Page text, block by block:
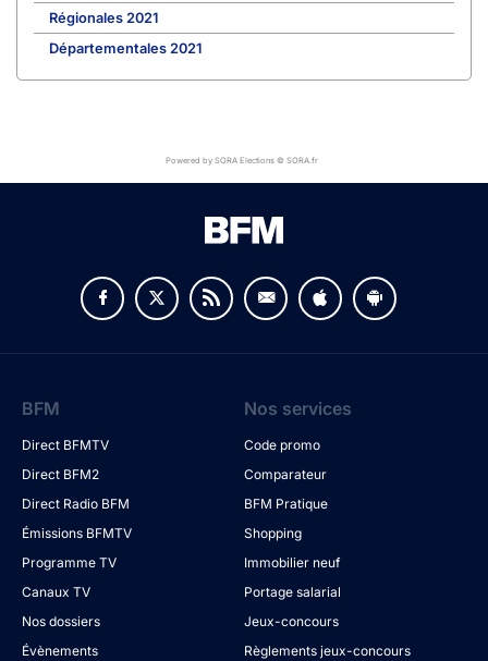
Régionales 2021
Départementales 2021
Powered by SORA Elections © SORA.fr
BFM
Direct BFMTV
Direct BFM2
Direct Radio BFM
Émissions BFMTV
Programme TV
Canaux TV
Nos dossiers
Évènements
Nos services
Code promo
Comparateur
BFM Pratique
Shopping
Immobilier neuf
Portage salarial
Jeux-concours
Règlements jeux-concours